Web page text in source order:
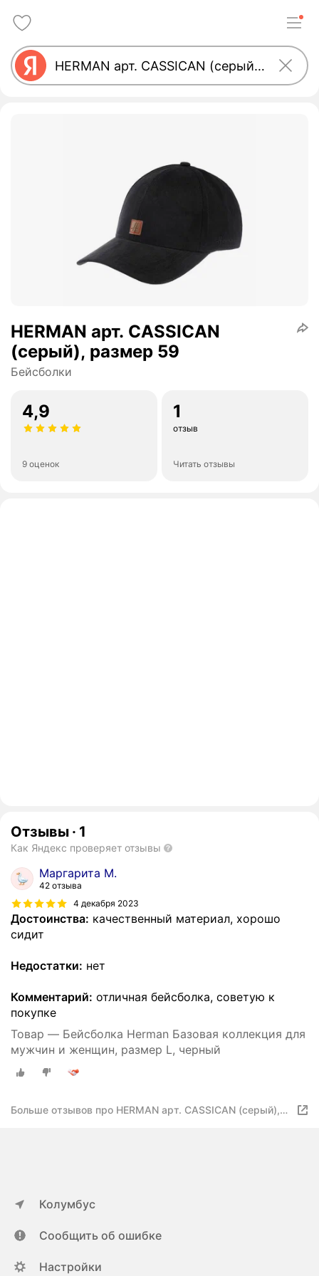
HERMAN арт. CASSICAN
(серый), размер 59
Бейсболки
4,9
9 оценок
1
отзыв
Читать отзывы
Отзывы · 1
Как Яндекс проверяет отзывы
Маргарита М.
42 отзыва
4 декабря 2023
Достоинства: качественный материал, хорошо
сидит
Недостатки: нет
Комментарий: отличная бейсболка, советую к
покупке
Товар — Бейсболка Herman Базовая коллекция для
мужчин и женщин, размер L, черный
Больше отзывов про HERMAN арт. CASSICAN (серый),
Колумбус
Сообщить об ошибке
Настройки